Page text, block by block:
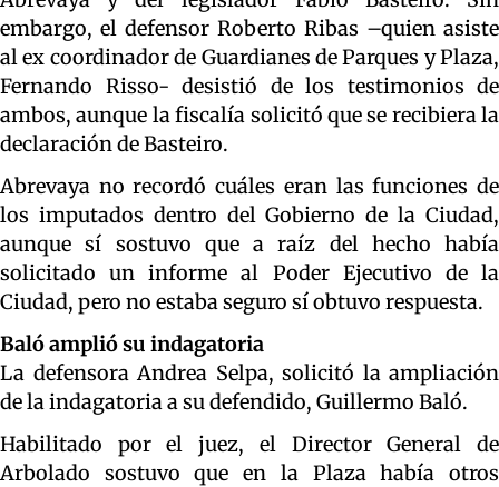
embargo, el defensor Roberto Ribas –quien asiste
al ex coordinador de Guardianes de Parques y Plaza,
Fernando Risso- desistió de los testimonios de
ambos, aunque la fiscalía solicitó que se recibiera la
declaración de Basteiro.
Abrevaya no recordó cuáles eran las funciones de
los imputados dentro del Gobierno de la Ciudad,
aunque sí sostuvo que a raíz del hecho había
solicitado un informe al Poder Ejecutivo de la
Ciudad, pero no estaba seguro sí obtuvo respuesta.
Baló amplió su indagatoria
La defensora Andrea Selpa, solicitó la ampliación
de la indagatoria a su defendido, Guillermo Baló.
Habilitado por el juez, el Director General de
Arbolado sostuvo que en la Plaza había otros